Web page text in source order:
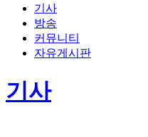
기사
방송
커뮤니티
자유게시판
기사